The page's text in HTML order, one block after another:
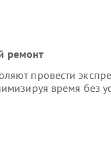
ремонт
провести
время без